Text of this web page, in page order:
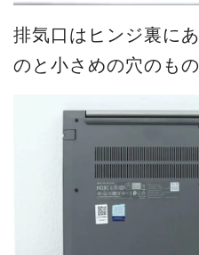
排気口はヒンジ裏に
のと小さめの穴のも